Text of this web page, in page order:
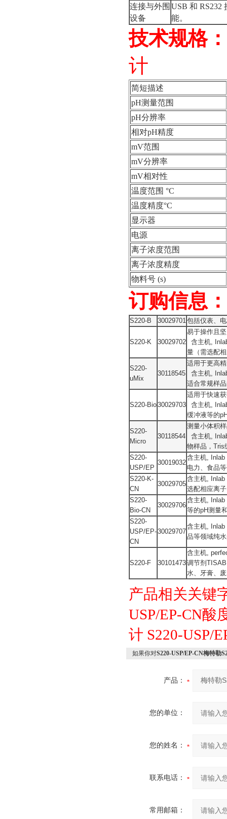
连接与外围
设备
USB 和 RS232
能。
技术规格：
计
简短描述
pH测量范围
pH分辨率
相对pH精度
mV范围
mV分辨率
mV相对性
温度范围 °C
温度精度°C
显示器
电源
离子浓度范围
离子浓度精度
物料号 (s)
订购信息：
S220-B 30029701包括仪表、
S220-K 30029702
易于操作且
含主机,
量（需选配
S220-
uMix
30118545
适用于更高
含主机,
适合常规样
S220-Bio30029703
适用于快速
含主机,
缓冲液等的
S220-
Micro
30118544
测量小体积
含主机,
物样品，Tris
S220-
USP/EP
30019032
含主机, Inlab
电力、食品
S220-K-
CN
30029705
含主机, Inlab
选配相应离
S220-
Bio-CN
30029706
含主机, Inlab
等的pH测量
S220-
USP/EP-
CN
30029707
含主机, Inlab
品等领域纯
S220-F 30101473
含主机,
调节剂
水、牙膏、
产品相关关键
USP/EP-CN酸
计 S220-USP/
如果你对S220-USP/EP-CN梅特勒
产品：
您的单位：
您的姓名：
联系电话：
常用邮箱：